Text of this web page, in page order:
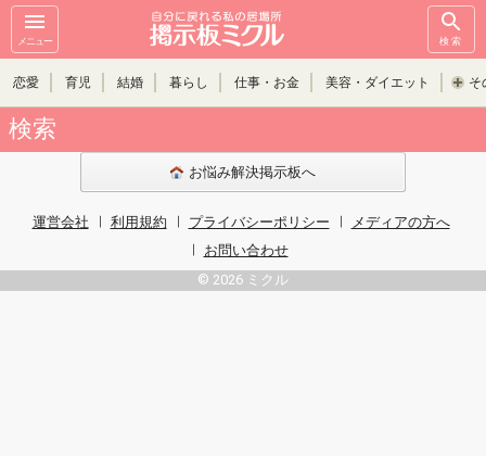
メニュー 検索
恋愛 育児 結婚 暮らし 仕事・お金 美容・ダイエット そ
検索
お悩み解決掲示板へ
運営会社 利用規約 プライバシーポリシー
メディアの方へ
お問い合わせ
© 2026 ミクル